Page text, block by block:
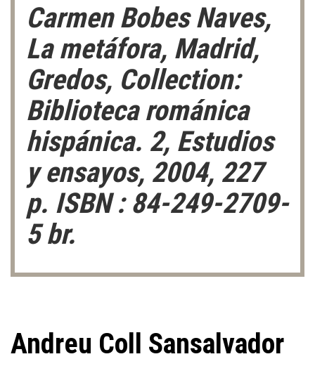
Carmen Bobes Naves,
La metáfora, Madrid,
Gredos, Collection:
Biblioteca románica
hispánica. 2, Estudios
y ensayos, 2004, 227
p. ISBN : 84-249-2709-
5 br.
Andreu Coll Sansalvador